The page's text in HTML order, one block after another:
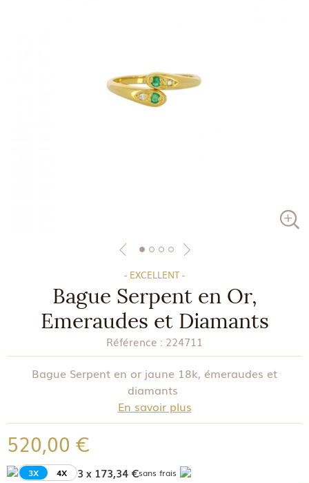
- EXCELLENT -
Bague Serpent en Or,
Emeraudes et Diamants
Référence : 224711
Bague Serpent en or jaune 18k, émeraudes et
diamants
En savoir plus
520,00 €
3X 4X 3 x 173,34 €sans frais